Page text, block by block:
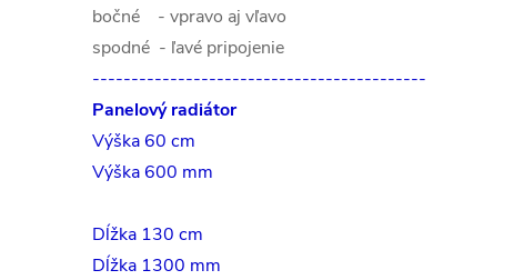
bočné - vpravo aj vľavo
spodné - ľavé pripojenie
-------------------------------------------
Panelový radiátor
Výška 60 cm
Výška 600 mm
Dĺžka 130 cm
Dĺžka 1300 mm